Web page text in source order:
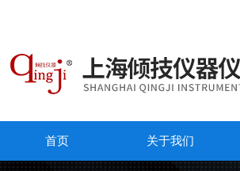
首页 关于我们